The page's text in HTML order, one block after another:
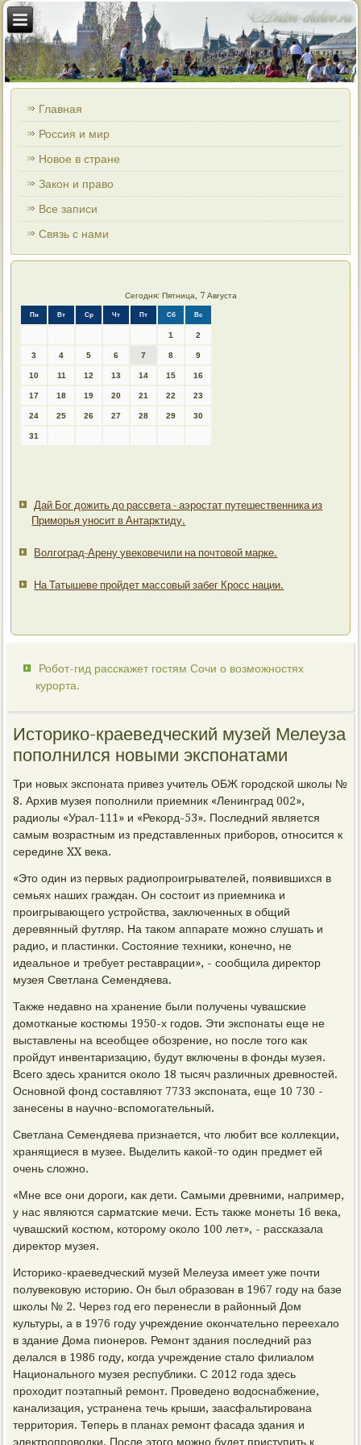
Главная
Россия и мир
Новое в стране
Закон и право
Все записи
Связь с нами
Сегодня: Пятница, 7 Августа
Пн Вт Ср Чт Пт Сб Вс
1 2
3 4 5 6 7 8 9
10 11 12 13 14 15 16
17 18 19 20 21 22 23
24 25 26 27 28 29 30
31
Дай Бог дожить до рассвета - аэростат путешественника из
Приморья уносит в Антарктиду.
Волгоград-Арену увековечили на почтовой марке.
На Татышеве пройдет массовый забег Кросс нации.
Робот-гид расскажет гостям Сочи о возможностях
курорта.
Историко-краеведческий музей Мелеуза
пополнился новыми экспонатами
Три новых экспоната привез учитель ОБЖ городской школы №
8. Архив музея пополнили приемник «Ленинград 002»,
радиолы «Урал-111» и «Рекорд-53». Последний является
самым возрастным из представленных приборов, относится к
середине XX века.
«Это один из первых радиопроигрывателей, появившихся в
семьях наших граждан. Он состоит из приемника и
проигрывающего устройства, заключенных в общий
деревянный футляр. На таком аппарате можно слушать и
радио, и пластинки. Состояние техники, конечно, не
идеальное и требует реставрации», - сообщила директор
музея Светлана Семендяева.
Также недавно на хранение были получены чувашские
домотканые костюмы 1950-х годов. Эти экспонаты еще не
выставлены на всеобщее обозрение, но после того как
пройдут инвентаризацию, будут включены в фонды музея.
Всего здесь хранится около 18 тысяч различных древностей.
Основной фонд составляют 7733 экспоната, еще 10 730 -
занесены в научно-вспомогательный.
Светлана Семендяева признается, что любит все коллекции,
хранящиеся в музее. Выделить какой-то один предмет ей
очень сложно.
«Мне все они дороги, как дети. Самыми древними, например,
у нас являются сарматские мечи. Есть также монеты 16 века,
чувашский костюм, которому около 100 лет», - рассказала
директор музея.
Историко-краеведческий музей Мелеуза имеет уже почти
полувековую историю. Он был образован в 1967 году на базе
школы № 2. Через год его перенесли в районный Дом
культуры, а в 1976 году учреждение окончательно переехало
в здание Дома пионеров. Ремонт здания последний раз
делался в 1986 году, когда учреждение стало филиалом
Национального музея республики. С 2012 года здесь
проходит поэтапный ремонт. Проведено водоснабжение,
канализация, устранена течь крыши, заасфальтирована
территория. Теперь в планах ремонт фасада здания и
электропроводки. После этого можно будет приступить к